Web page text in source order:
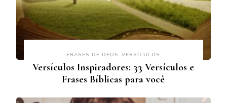
FRASES DE DEUS VERSÍCULOS
Versículos Inspiradores: 33 Versículos e
Frases Bíblicas para você